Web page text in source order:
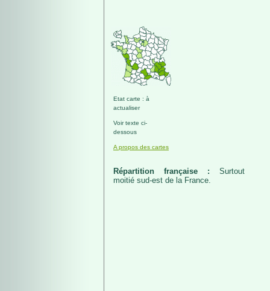
Etat carte : à
actualiser
Voir texte ci-
dessous
A propos des cartes
Répartition française : Surtout
moitié sud-est de la France.